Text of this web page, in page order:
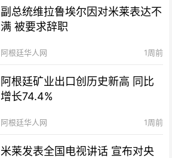
副总统维拉鲁埃尔因对米莱表达不
满 被要求辞职
阿根廷华人网 1周前
阿根廷矿业出口创历史新高 同比
增长74.4%
阿根廷华人网 1周前
米莱发表全国电视讲话 宣布对央